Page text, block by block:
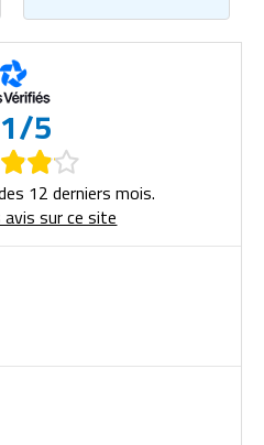
5
12 derniers mois.
sur ce site